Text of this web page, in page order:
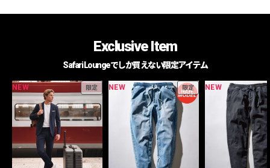
Exclusive Item
Safari Loungeでしか買えない限定アイテム
NEW 限定 NEW 限定 NEW